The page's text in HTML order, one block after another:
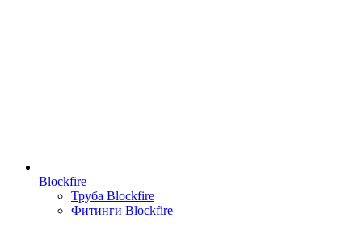
Blockfire
Труба Blockfire
Фитинги Blockfire